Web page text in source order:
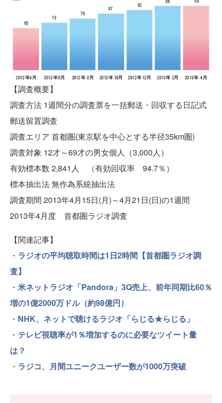
【調査概要】
調査方法 1週間分の調査票を一括郵送・回収する日記式
郵送留置調査
調査エリア 首都圏(東京駅を中心とする半径35km圏)
調査対象 12才～69才の男女個人（3,000人）
有効標本数 2,841人 （有効回収率 94.7％）
標本抽出法 無作為系統抽出法
調査期間 2013年4月15日(月)～4月21日(日)の1週間
2013年4月度 首都圏ラジオ調査
【関連記事】
・ ラジオの平均聴取時間は1日2時間【首都圏ラジオ調
査】
・ 米ネットラジオ「Pandora」3Q売上、前年同期比60％
増の1億2000万ドル（約98億円）
・ NHK、ネットで聴けるラジオ「らじる★らじる」
・ テレビ視聴率が1％増加するのに必要なツイート量
は？
・ ラジコ、月間ユニークユーザー数が1000万突破